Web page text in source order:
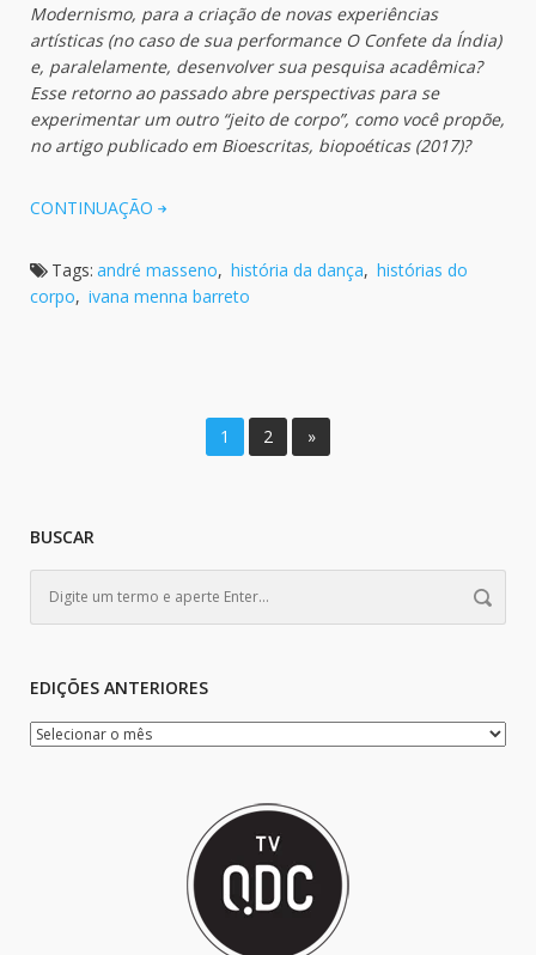
Modernismo, para a criação de novas experiências
artísticas (no caso de sua performance O Confete da Índia)
e, paralelamente, desenvolver sua pesquisa acadêmica?
Esse retorno ao passado abre perspectivas para se
experimentar um outro “jeito de corpo”, como você propõe,
no artigo publicado em Bioescritas, biopoéticas (2017)?
CONTINUAÇÃO
Tags: andré masseno, história da dança, histórias do
corpo, ivana menna barreto
1 2 »
BUSCAR
EDIÇÕES ANTERIORES